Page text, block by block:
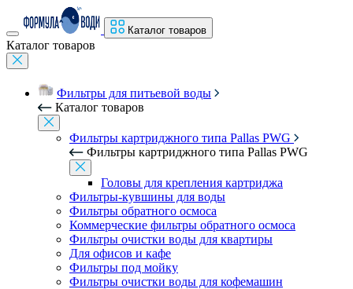
Каталог товаров
Каталог товаров
Фильтры для питьевой воды
Каталог товаров
Фильтры картриджного типа Pallas PWG
Фильтры картриджного типа Pallas PWG
Головы для крепления картриджа
Фильтры-кувшины для воды
Фильтры обратного осмоса
Коммерческие фильтры обратного осмоса
Фильтры очистки воды для квартиры
Для офисов и кафе
Фильтры под мойку
Фильтры очистки воды для кофемашин